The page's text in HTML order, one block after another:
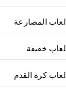
ألعاب المصارعة
ألعاب خفيفة
ألعاب كرة القدم